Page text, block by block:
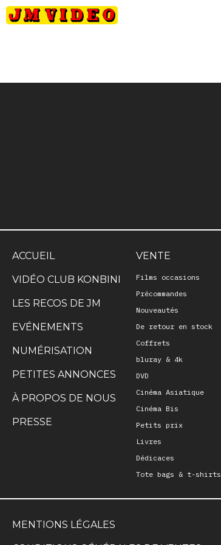
ACCUEIL VENTE
Films occasions
Précommandes
Nouveautés
De retour en stock
Coffrets
bluray & 4k
DVD
Cinéma Asiatique
Cinéma Bis
Petits prix
Livres
Dédicaces
Tote bags & t-shirts
VIDÉO CLUB KONBINI
LES RECOS DE JM
EVÉNEMENTS
NUMÉRISATION
PETITES ANNONCES
À PROPOS DE NOUS
PRESSE
MENTIONS LÉGALES